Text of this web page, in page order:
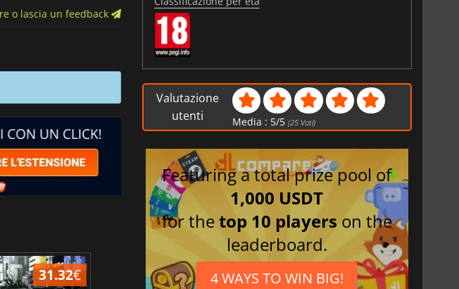
o lascia un feedback
31.32€ 6.76€ 15.48
Valutazione
utenti
Media : 5/5 (25 Voti)
Featuring a total prize pool of
1,000 USDT
for thetop 10 players on the
leaderboard.
4 WAYS TO WIN BIG!